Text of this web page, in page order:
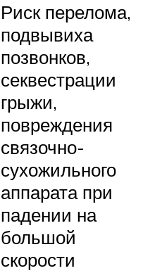
Риск перелома,
подвывиха
позвонков,
секвестрации
грыжи,
повреждения
связочно-
сухожильного
аппарата при
падении на
большой
скорости